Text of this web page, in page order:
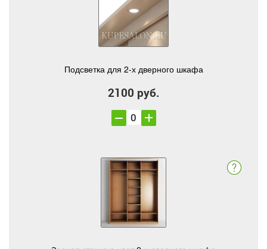
Подсветка для 2-х дверного шкафа
2100 руб.